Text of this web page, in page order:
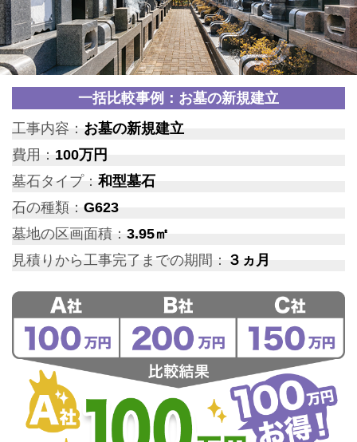
一括比較事例：お墓の新規建立
工事内容： お墓の新規建立
費用： 100万円
墓石タイプ：和型墓石
石の種類： G623
墓地の区画面積： 3.95㎡
見積りから工事完了までの期間： ３ヵ月